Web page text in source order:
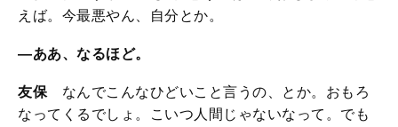
えば。今最悪やん、自分とか。
—ああ、なるほど。
友保 なんでこんなひどいこと言うの、とか。おもろ
なってくるでしょ。こいつ人間じゃないなって。でも